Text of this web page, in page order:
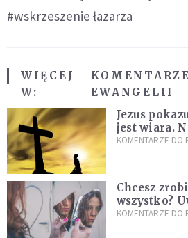
#wskrzeszenie łazarza
WIĘCEJ
W:
EWANGELII
Jezus
jest wiara.
wielkość
KOMENTARZE DO
Chcesz
wszystko?
w groźną
KOMENTARZE DO